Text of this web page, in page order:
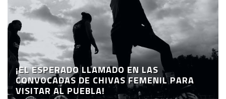
¡EL ESPERADO LLAMADO EN LAS
CONVOCADAS DE CHIVAS FEMENIL PARA
VISITAR AL PUEBLA!